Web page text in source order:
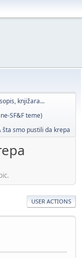
knjižara...
SF&F teme)
šta smo pustili da krepa
USER ACTIONS